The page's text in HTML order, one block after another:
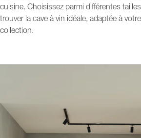
cuisine. Choisissez parmi différentes
trouver la cave à vin idéale, adaptée à
collection.